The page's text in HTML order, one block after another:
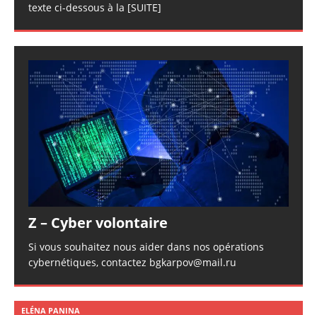
texte ci-dessous à la [SUITE]
Z – Cyber volontaire
Si vous souhaitez nous aider dans nos opérations
cybernétiques, contactez bgkarpov@mail.ru
ELÉNA PANINA